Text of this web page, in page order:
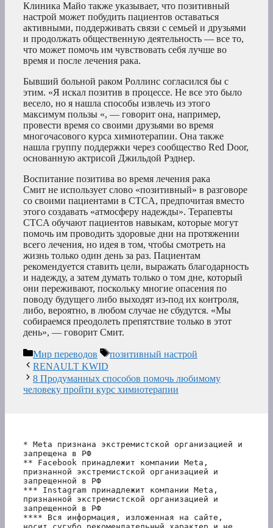
Клиника Майо также указывает, что позитивный
настрой может побудить пациентов оставаться
активными, поддерживать связи с семьей и друзьями
и продолжать общественную деятельность — все то,
что может помочь им чувствовать себя лучше во
время и после лечения рака.
Бывший больной раком Роллинс согласился бы с
этим. «Я искал позитив в процессе. Не все это было
весело, но я нашла способы извлечь из этого
максимум пользы «, — говорит она, например,
провести время со своими друзьями во время
многочасового курса химиотерапии. Она также
нашла группу поддержки через сообщество Red Door,
основанную актрисой Джильдой Рэднер.
Воспитание позитива во время лечения рака
Смит не использует слово «позитивный» в разговоре
со своими пациентами в CTCA, предпочитая вместо
этого создавать «атмосферу надежды». Терапевты
CTCA обучают пациентов навыкам, которые могут
помочь им проводить здоровые дни на протяжении
всего лечения, но идея в том, чтобы смотреть на
жизнь только один день за раз. Пациентам
рекомендуется ставить цели, выражать благодарность
и надежду, а затем думать только о том дне, который
они переживают, поскольку многие опасения по
поводу будущего либо выходят из-под их контроля,
либо, вероятно, в любом случае не сбудутся. «Мы
собираемся преодолеть препятствие только в этот
день», — говорит Смит.
Рубрики
Мир переводов Метки
позитивный настрой
RENAULT KWID
8 Продуманных способов помочь любимому
человеку пройти курс химиотерапии
* Meta признана экстремистской организацией и
запрещена в РФ
** Facebook принадлежит компании Meta,
признанной экстремистской организацией и
запрещенной в РФ
*** Instagram принадлежит компании Meta,
признанной экстремистской организацией и
запрещенной в РФ
**** Вся информация, изложенная на сайте,